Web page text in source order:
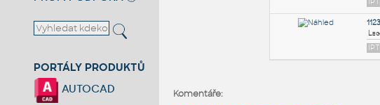
PORTÁLY PRODUKTŮ
AUTOCAD
Komentáře: